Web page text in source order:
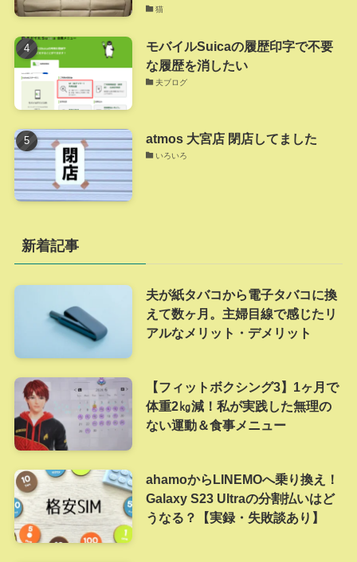
猫
モバイルSuicaの履歴印字で不要
な履歴を消したい
夫ブログ
atmos 大宮店 閉店してました
いろいろ
新着記事
夫が紙タバコから電子タバコに換
えて数ヶ月。主婦目線で感じたリ
アルなメリット・デメリット
【フィットボクシング3】1ヶ月で
体重2㎏減！私が実践した無理の
ない運動＆食事メニュー
ahamoからLINEMOへ乗り換え！
Galaxy S23 Ultraの分割払いはど
うなる？【実録・失敗談あり】